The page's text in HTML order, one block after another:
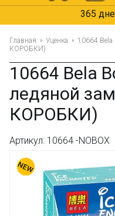
365
Главная Уценка
10664
КОРОБКИ)
10664 Bela
ледяной
КОРОБКИ)
Артикул: 10664 -NOBOX